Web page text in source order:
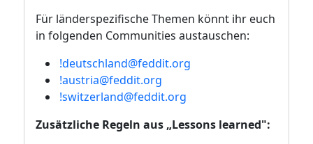
Für länderspezifische Themen könnt ihr euch
in folgenden Communities austauschen:
!deutschland@feddit.org
!austria@feddit.org
!switzerland@feddit.org
Zusätzliche Regeln aus „Lessons learned":